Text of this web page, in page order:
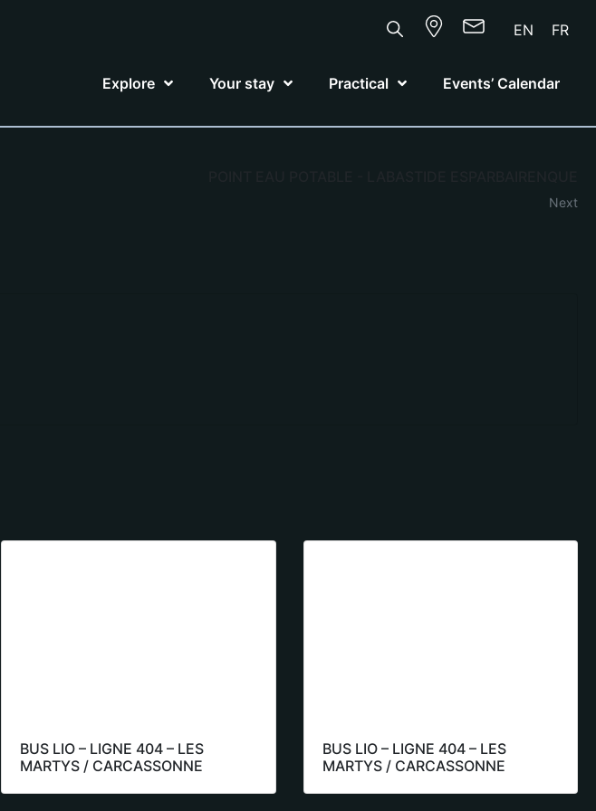
EN FR
Explore Your stay Practical Events’ Calendar
Next
BUS LIO – LIGNE 404 – LES
MARTYS / CARCASSONNE
BUS LIO – LIGNE 404 – LES
MARTYS / CARCASSONNE